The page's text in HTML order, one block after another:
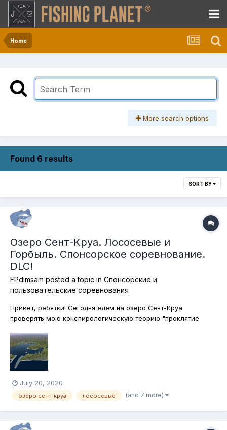
Home
More search options
Found 6 results
SORT BY
Озеро Сент-Круа. Лососевые и
Горбыль. Спонсорское соревнование.
DLC!
FPdimsam posted a topic in Спонсорские и
пользовательские соревнования
Привет, ребятки! Сегодня едем на озеро Сент-Круа
проверять мою конспирологическую теорию "проклятие
что называется, "от фонаря" и выиграл его. Сегодня я создал
на Сент-Круа похожее соревнование, практически с теми же
условиями. Добавил то...
July 20, 2020
озеро сент-круа лососевые (and 7 more)